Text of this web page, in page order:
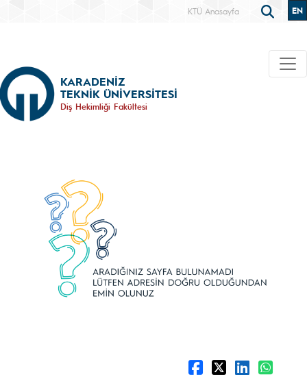
KTÜ Anasayfa EN
KARADENİZ
TEKNİK ÜNİVERSİTESİ
Diş Hekimliği Fakültesi